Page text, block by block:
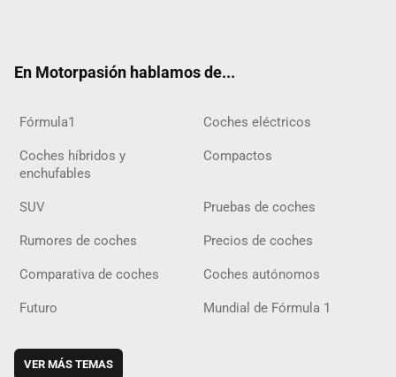
En Motorpasión hablamos de...
Fórmula1 Coches eléctricos
Coches híbridos y
enchufables
Compactos
SUV Pruebas de coches
Rumores de coches Precios de coches
Comparativa de coches Coches autónomos
Futuro Mundial de Fórmula 1
VER MÁS TEMAS